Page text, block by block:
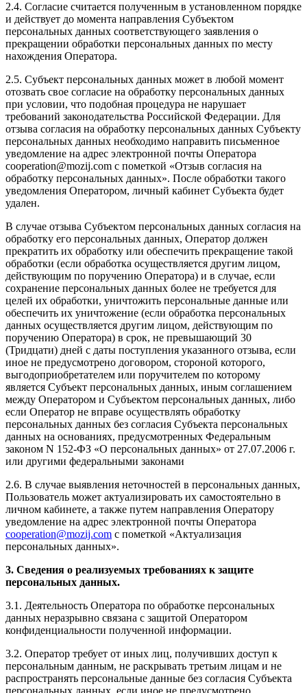
2.4. Согласие считается полученным в установленном порядке
и действует до момента направления Субъектом
персональных данных соответствующего заявления о
прекращении обработки персональных данных по месту
нахождения Оператора.
2.5. Субъект персональных данных может в любой момент
отозвать свое согласие на обработку персональных данных
при условии, что подобная процедура не нарушает
требований законодательства Российской Федерации. Для
отзыва согласия на обработку персональных данных Субъекту
персональных данных необходимо направить письменное
уведомление на адрес электронной почты Оператора
cooperation@mozij.com с пометкой «Отзыв согласия на
обработку персональных данных». После обработки такого
уведомления Оператором, личный кабинет Субъекта будет
удален.
В случае отзыва Субъектом персональных данных согласия на
обработку его персональных данных, Оператор должен
прекратить их обработку или обеспечить прекращение такой
обработки (если обработка осуществляется другим лицом,
действующим по поручению Оператора) и в случае, если
сохранение персональных данных более не требуется для
целей их обработки, уничтожить персональные данные или
обеспечить их уничтожение (если обработка персональных
данных осуществляется другим лицом, действующим по
поручению Оператора) в срок, не превышающий 30
(Тридцати) дней с даты поступления указанного отзыва, если
иное не предусмотрено договором, стороной которого,
выгодоприобретателем или поручителем по которому
является Субъект персональных данных, иным соглашением
между Оператором и Субъектом персональных данных, либо
если Оператор не вправе осуществлять обработку
персональных данных без согласия Субъекта персональных
данных на основаниях, предусмотренных Федеральным
законом N 152-ФЗ «О персональных данных» от 27.07.2006 г.
или другими федеральными законами
2.6. В случае выявления неточностей в персональных данных,
Пользователь может актуализировать их самостоятельно в
личном кабинете, а также путем направления Оператору
уведомление на адрес электронной почты Оператора
cooperation@mozij.com с пометкой «Актуализация
персональных данных».
3. Сведения о реализуемых требованиях к защите
персональных данных.
3.1. Деятельность Оператора по обработке персональных
данных неразрывно связана с защитой Оператором
конфиденциальности полученной информации.
3.2. Оператор требует от иных лиц, получивших доступ к
персональным данным, не раскрывать третьим лицам и не
распространять персональные данные без согласия Субъекта